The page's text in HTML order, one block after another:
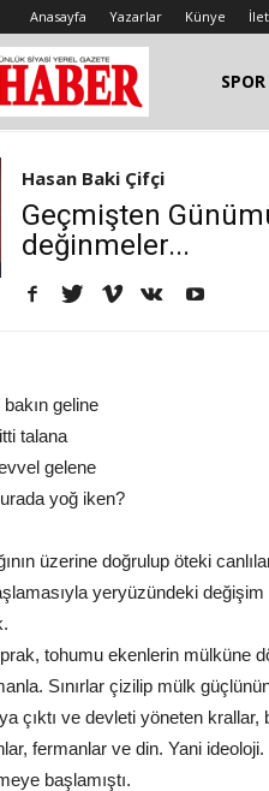
Anasayfa Yazarlar Künye
SPOR
Hasan Baki Çifçi
Geçmişten
değinmeler...
geline
talana
gelene
yoğ iken?
üzerine doğrulup öteki
yeryüzündeki
tohumu ekenlerin mülküne
Sınırlar çizilip mülk
çıktı ve devleti yöneten
fermanlar ve din. Yani
başlamıştı.